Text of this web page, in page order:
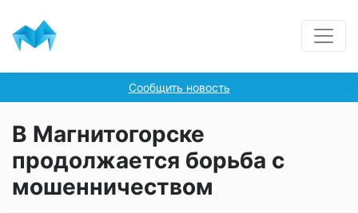
Сообщить новость
В Магнитогорске
продолжается борьба с
мошенничеством